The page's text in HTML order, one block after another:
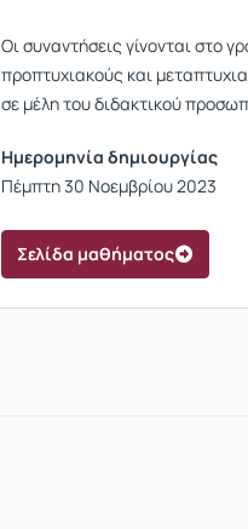
Οι συναντήσεις γίνονται στο
προπτυχιακούς και
σε μέλη του διδακτικού
Ημερομηνία δημιουργίας
Πέμπτη 30 Νοεμβρίου 2023
Σελίδα μαθήματος